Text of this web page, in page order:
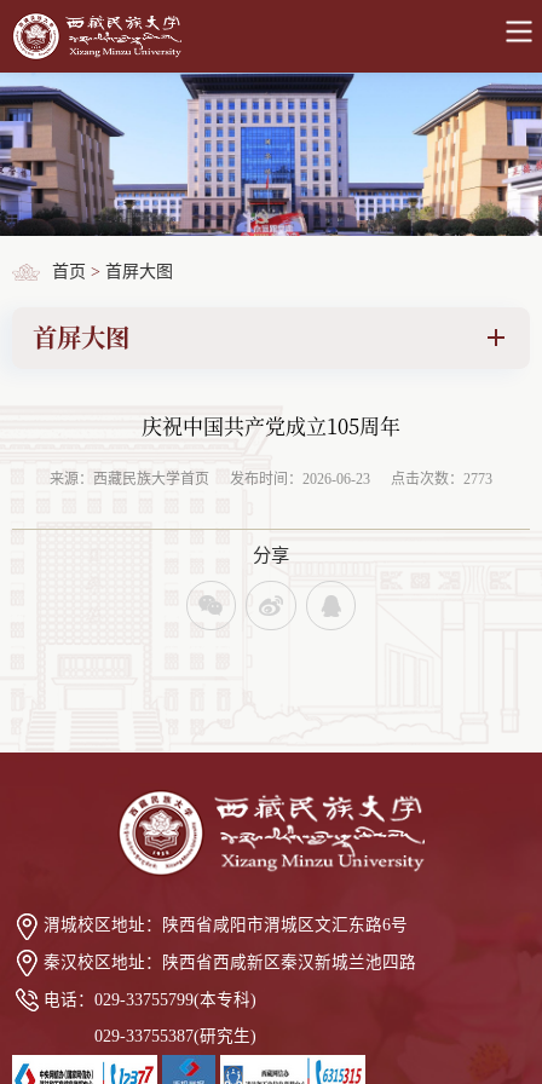
首页 > 首屏大图
首屏大图
庆祝中国共产党成立105周年
来源：西藏民族大学首页 发布时间：2026-06-23 点击次数：2773
分享
渭城校区地址： 陕西省咸阳市渭城区文汇东路6号
秦汉校区地址： 陕西省西咸新区秦汉新城兰池四路
电话： 029-33755799(本专科)
029-33755387(研究生)